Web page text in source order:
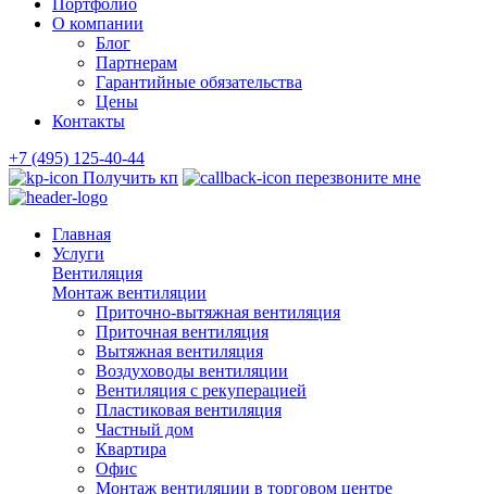
Портфолио
О компании
Блог
Партнерам
Гарантийные обязательства
Цены
Контакты
+7 (495) 125-40-44
Получить кп
перезвоните мне
Главная
Услуги
Вентиляция
Монтаж вентиляции
Приточно-вытяжная вентиляция
Приточная вентиляция
Вытяжная вентиляция
Воздуховоды вентиляции
Вентиляция с рекуперацией
Пластиковая вентиляция
Частный дом
Квартира
Офис
Монтаж вентиляции в торговом центре